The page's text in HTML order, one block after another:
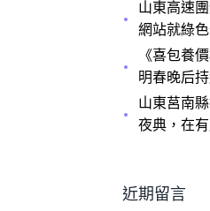
山東高速
網站就綠
《喜包養
明春晚后
山東莒南
夜典，在
近期留言